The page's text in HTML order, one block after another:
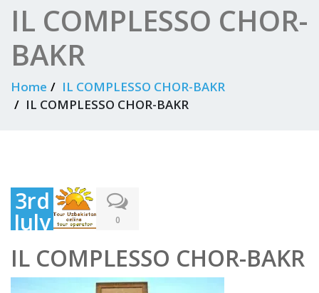
IL COMPLESSO CHOR-
BAKR
Home
IL COMPLESSO CHOR-BAKR
IL COMPLESSO CHOR-BAKR
3rd
July
202
0
0
IL COMPLESSO CHOR-BAKR